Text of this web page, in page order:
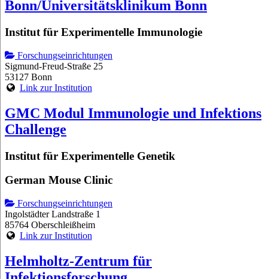
Bonn/Universitätsklinikum Bonn
Institut für Experimentelle Immunologie
Forschungseinrichtungen
Sigmund-Freud-Straße 25
53127 Bonn
Link zur Institution
GMC Modul Immunologie und Infektions
Challenge
Institut für Experimentelle Genetik
German Mouse Clinic
Forschungseinrichtungen
Ingolstädter Landstraße 1
85764 Oberschleißheim
Link zur Institution
Helmholtz-Zentrum für